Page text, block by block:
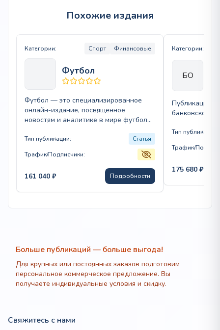
Похожие издания
Категории: Спорт Финансовые
Футбол
Футбол — это специализированное
онлайн-издание, посвященное
новостям и аналитике в мире футбола.
публикации статей, охватывающие все
Тип публикации:
Статья
Трафик/Подписчики:
161 040 ₽ Подробности
Категории:
БО
Публикация
банковской и
Тип публикации:
Трафик/
175 680 ₽
Больше публикаций — больше выгода!
Для крупных или постоянных заказов подготовим
персональное коммерческое предложение. Вы
получаете индивидуальные условия и скидку.
Свяжитесь с нами